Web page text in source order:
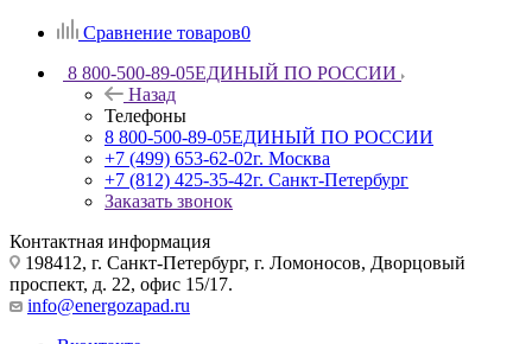
Сравнение товаров0
8 800-500-89-05ЕДИНЫЙ ПО РОССИИ
Назад
Телефоны
8 800-500-89-05ЕДИНЫЙ ПО РОССИИ
+7 (499) 653-62-02г. Москва
+7 (812) 425-35-42г. Санкт-Петербург
Заказать звонок
Контактная информация
198412, г. Санкт-Петербург, г. Ломоносов, Дворцовый
проспект, д. 22, офис 15/17.
info@energozapad.ru